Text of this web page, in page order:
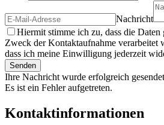
Nachricht
Hiermit stimme ich zu, dass die Daten
Zweck der Kontaktaufnahme verarbeitet
dass ich meine Einwilligung jederzeit
Senden
Ihre Nachricht wurde erfolgreich
Es ist ein Fehler aufgetreten.
Kontaktinformationen